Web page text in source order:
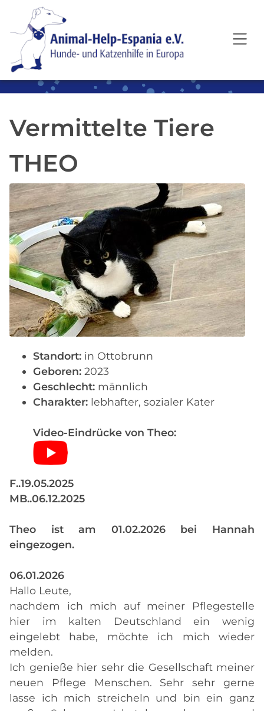
SKIP TO MAIN CONTENT
Vermittelte Tiere
THEO
Standort: in Ottobrunn
Geboren: 2023
Geschlecht: männlich
Charakter: lebhafter, sozialer Kater
Video-Eindrücke von Theo:
F..19.05.2025
MB..06.12.2025
Theo ist am 01.02.2026 bei Hannah
eingezogen.
06.01.2026
Hallo Leute,
nachdem ich mich auf meiner Pflegestelle
hier im kalten Deutschland ein wenig
eingelebt habe, möchte ich mich wieder
melden.
Ich genieße hier sehr die Gesellschaft meiner
neuen Pflege Menschen. Sehr sehr gerne
lasse ich mich streicheln und bin ein ganz